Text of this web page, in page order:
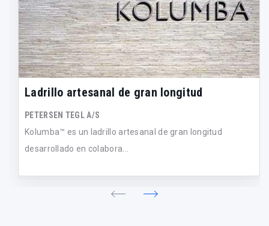
Ladrillo artesanal de gran longitud
PETERSEN TEGL A/S
Kolumba™ es un ladrillo artesanal de gran longitud
desarrollado en colabora...